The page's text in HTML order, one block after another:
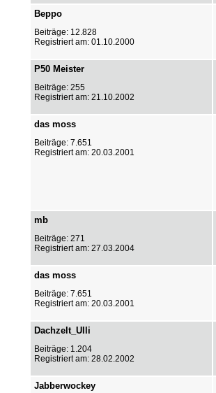
Beppo
Beiträge: 12.828
Registriert am: 01.10.2000
P50 Meister
Beiträge: 255
Registriert am: 21.10.2002
das moss
Beiträge: 7.651
Registriert am: 20.03.2001
mb
Beiträge: 271
Registriert am: 27.03.2004
das moss
Beiträge: 7.651
Registriert am: 20.03.2001
Dachzelt_Ulli
Beiträge: 1.204
Registriert am: 28.02.2002
Jabberwockey